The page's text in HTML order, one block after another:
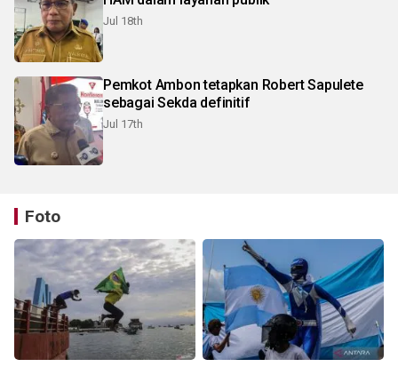
Jul 18th
Pemkot Ambon tetapkan Robert Sapulete
sebagai Sekda definitif
Jul 17th
Foto